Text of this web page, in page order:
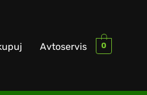
Avtoservis 0